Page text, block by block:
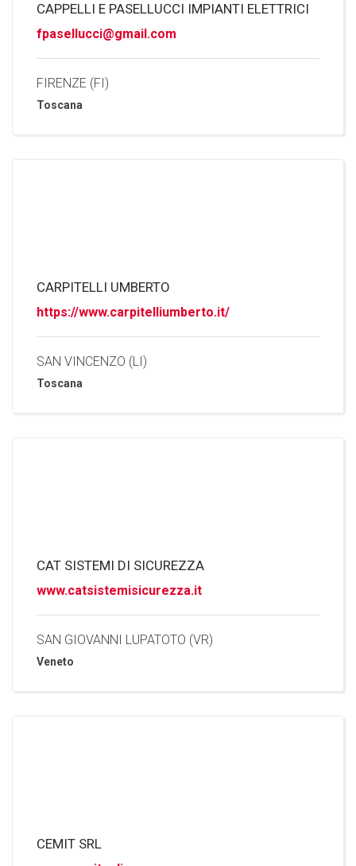
CAPPELLI E PASELLUCCI IMPIANTI ELETTRICI
fpasellucci@gmail.com
FIRENZE (FI)
Toscana
CARPITELLI UMBERTO
https://www.carpitelliumberto.it/
SAN VINCENZO (LI)
Toscana
CAT SISTEMI DI SICUREZZA
www.catsistemisicurezza.it
SAN GIOVANNI LUPATOTO (VR)
Veneto
CEMIT SRL